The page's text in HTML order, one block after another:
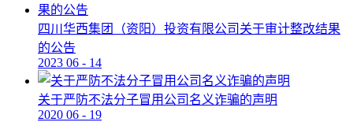
四川华西集团（资阳）投资有限公司关于审计整改结果
的公告
2023 06 - 14
关于严防不法分子冒用公司名义诈骗的声明
2020 06 - 19